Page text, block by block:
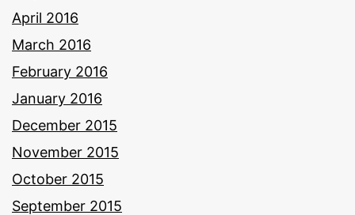
April 2016
March 2016
February 2016
January 2016
December 2015
November 2015
October 2015
September 2015